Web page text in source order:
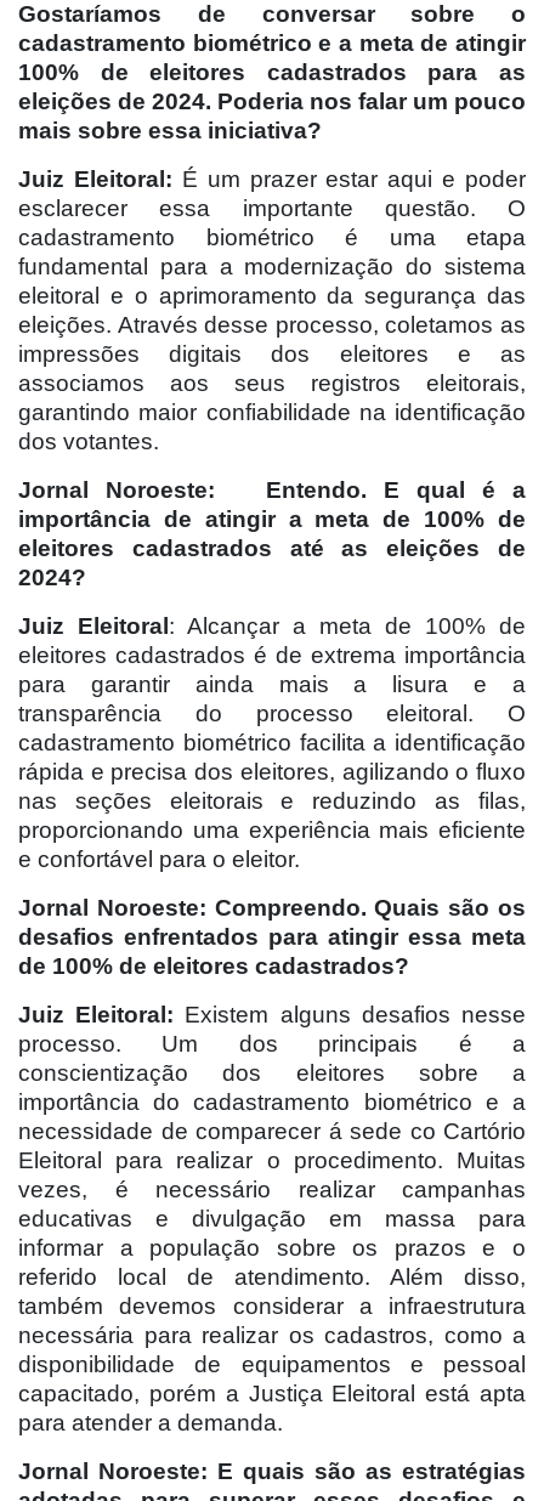
Gostaríamos de conversar sobre o
cadastramento biométrico e a meta de atingir
100% de eleitores cadastrados para as
eleições de 2024. Poderia nos falar um pouco
mais sobre essa iniciativa?
Juiz Eleitoral: É um prazer estar aqui e poder
esclarecer essa importante questão. O
cadastramento biométrico é uma etapa
fundamental para a modernização do sistema
eleitoral e o aprimoramento da segurança das
eleições. Através desse processo, coletamos as
impressões digitais dos eleitores e as
associamos aos seus registros eleitorais,
garantindo maior confiabilidade na identificação
dos votantes.
Jornal Noroeste:
Entendo. E qual é a
importância de atingir a meta de 100% de
eleitores cadastrados até as eleições de
2024?
Juiz Eleitoral : Alcançar a meta de 100% de
eleitores cadastrados é de extrema importância
para garantir ainda mais a lisura e a
transparência do processo eleitoral. O
cadastramento biométrico facilita a identificação
rápida e precisa dos eleitores, agilizando o fluxo
nas seções eleitorais e reduzindo as filas,
proporcionando uma experiência mais eficiente
e confortável para o eleitor.
Jornal Noroeste: Compreendo. Quais são os
desafios enfrentados para atingir essa meta
de 100% de eleitores cadastrados?
Juiz Eleitoral: Existem alguns desafios nesse
processo. Um dos principais é a
conscientização dos eleitores sobre a
importância do cadastramento biométrico e a
necessidade de comparecer á sede co Cartório
Eleitoral para realizar o procedimento. Muitas
vezes, é necessário realizar campanhas
educativas e divulgação em massa para
informar a população sobre os prazos e o
referido local de atendimento. Além disso,
também devemos considerar a infraestrutura
necessária para realizar os cadastros, como a
disponibilidade de equipamentos e pessoal
capacitado, porém a Justiça Eleitoral está apta
para atender a demanda.
Jornal Noroeste: E quais são as estratégias